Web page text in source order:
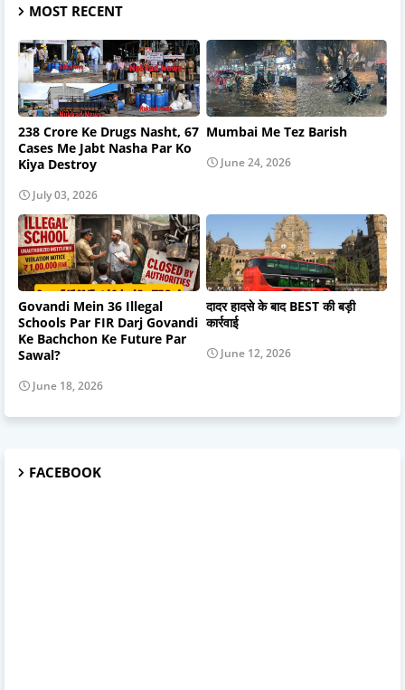
MOST RECENT
238 Crore Ke Drugs Nasht, 67
Cases Me Jabt Nasha Par Ko
Kiya Destroy
July 03, 2026
Mumbai Me Tez Barish
June 24, 2026
Govandi Mein 36 Illegal
Schools Par FIR Darj Govandi
Ke Bachchon Ke Future Par
Sawal?
June 18, 2026
दादर हादसे के बाद BEST की बड़ी
कार्रवाई
June 12, 2026
FACEBOOK